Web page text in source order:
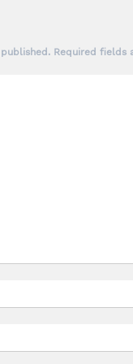
Required fields